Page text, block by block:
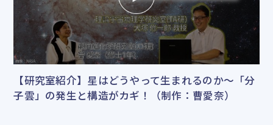
【研究室紹介】星はどうやって生まれるのか～「分
子雲」の発生と構造がカギ！（制作：曹愛奈）